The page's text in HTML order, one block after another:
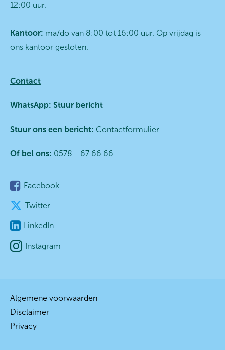
12:00 uur.
Kantoor: ma/do van 8:00 tot 16:00 uur. Op vrijdag is
ons kantoor gesloten.
Contact
WhatsApp: Stuur bericht
Stuur ons een bericht: Contactformulier
Of bel ons: 0578 - 67 66 66
Facebook
Twitter
LinkedIn
Instagram
Algemene voorwaarden
Disclaimer
Privacy